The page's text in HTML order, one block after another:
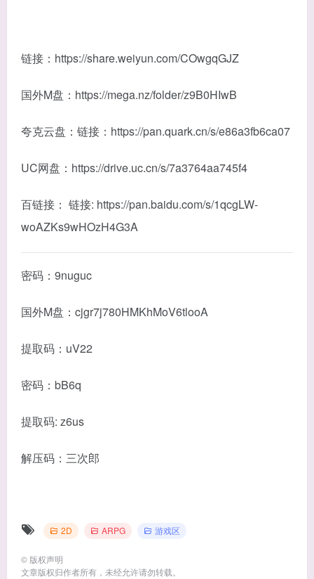
链接：https://share.weiyun.com/COwgqGJZ
国外M盘：https://mega.nz/folder/z9B0HIwB
夸克云盘：链接：https://pan.quark.cn/s/e86a3fb6ca07
UC网盘：https://drive.uc.cn/s/7a3764aa745f4
百链接： 链接: https://pan.baidu.com/s/1qcgLW-
woAZKs9wHOzH4G3A
密码：9nuguc
国外M盘：cjgr7j780HMKhMoV6tlooA
提取码：uV22
密码：bB6q
提取码: z6us
解压码：三次郎
2D ARPG 游戏区
© 版权声明
文章版权归作者所有，未经允许请勿转载。